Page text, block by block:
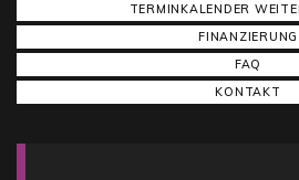
TERMINKALENDER
FINANZIERUNG
FAQ
KONTAKT